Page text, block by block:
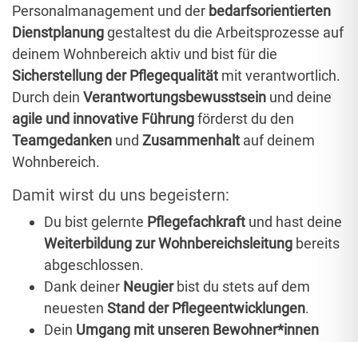
Personalmanagement und der bedarfsorientierten
Dienstplanunggestaltest du die Arbeitsprozesse auf
deinem Wohnbereich aktiv und bist für die
Sicherstellung der Pflegequalität mit verantwortlich.
Durch dein Verantwortungsbewusstsein und deine
agile und innovative Führungförderst du den
Teamgedanken und Zusammenhalt auf deinem
Wohnbereich.
Damit wirst du uns begeistern:
Du bist gelernte Pflegefachkraft und hast deine
Weiterbildung zur Wohnbereichsleitung bereits
abgeschlossen.
Dank deiner Neugier bist du stets auf dem
neuesten Stand der Pflegeentwicklungen.
Dein Umgang mit unseren Bewohner*innen